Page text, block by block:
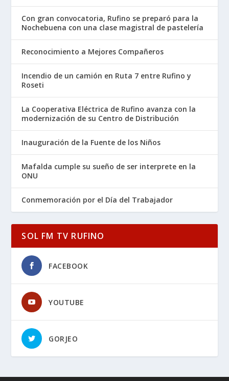
Con gran convocatoria, Rufino se preparó para la
Nochebuena con una clase magistral de pastelería
Reconocimiento a Mejores Compañeros
Incendio de un camión en Ruta 7 entre Rufino y
Roseti
La Cooperativa Eléctrica de Rufino avanza con la
modernización de su Centro de Distribución
Inauguración de la Fuente de los Niños
Mafalda cumple su sueño de ser interprete en la
ONU
Conmemoración por el Día del Trabajador
SOL FM TV RUFINO
FACEBOOK
YOUTUBE
GORJEO